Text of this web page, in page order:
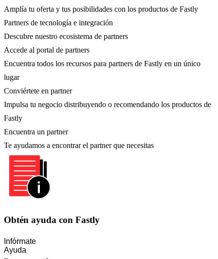
Amplía tu oferta y tus posibilidades con los productos de Fastly
Partners de tecnología e integración
Descubre nuestro ecosistema de partners
Accede al portal de partners
Encuentra todos los recursos para partners de Fastly en un único
lugar
Conviértete en partner
Impulsa tu negocio distribuyendo o recomendando los productos de
Fastly
Encuentra un partner
Te ayudamos a encontrar el partner que necesitas
Obtén ayuda con Fastly
Infórmate
Ayuda